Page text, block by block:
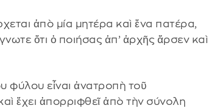
ἀπὸ μία μητέρα καὶ ἕνα πατέρα,
ὅτι ὁ ποιήσας ἀπ’ ἀρχῆς ἄρσεν καὶ
φύλου εἶναι ἀνατροπὴ τοῦ
ἔχει ἀπορριφθεῖ ἀπὸ τὴν σύνολη